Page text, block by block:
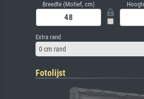
Breedte (Motief, cm)
Extra rand
0 cm rand
Fotolijst